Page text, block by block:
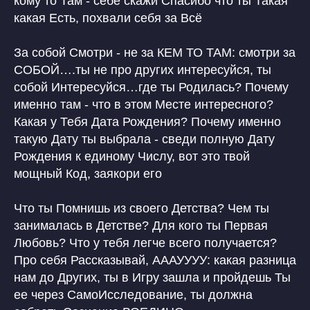
какая Есть, похвали себя за Всё
За собой Смотри - не за КЕМ ТО ТАМ: смотри за
СОБОЙ….ты не про других интересуйся, ты
собой Интересуйся…где ты Родилась? Почему
именно там - что в этом Месте интересного?
Какая у Тебя Дата Рождения? Почему именно
такую Дату ты выбрала - сведи полную Дату
Рождения к единому Числу, вот это твой
мощный Код, заякори его
Что ты Помнишь из своего Детства? Чем ты
занималась в Детстве? Для кого ты Первая
Любовь? Что у тебя легче всего получается?
Про себя Рассказывай, АААУУУУ: какая разница
нам до Других, ты в Игру зашла и пройдешь Ты
ее через СамоИсследование, ты должна